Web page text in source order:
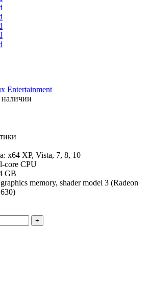
Entertainment
наличии
х64 XP, Vista, 7, 8, 10
core CPU
GB
memory, shader model 3 (Radeon
+